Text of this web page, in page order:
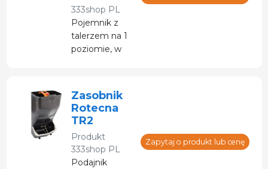
333shop PL
Pojemnik z
talerzem na 1
poziomie, w
Zasobnik
Rotecna
TR2
Produkt
333shop PL
Podajnik
Zapytaj o produkt lub cenę